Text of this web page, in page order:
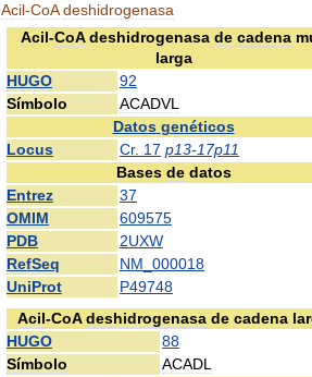
Acil-CoA deshidrogenasa
Acil-CoA deshidrogenasa de cadena
larga
HUGO
92
Símbolo
ACADVL
Datos genéticos
Locus
Cr. 17 p13-17p11
Bases de datos
Entrez
37
OMIM
609575
PDB
2UXW
RefSeq
NM 000018
UniProt
P49748
Acil-CoA deshidrogenasa de cadena
HUGO
88
Símbolo
ACADL